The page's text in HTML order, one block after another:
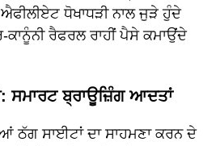
ਧੋਖਾਧੜੀ ਨਾਲ ਜੁੜੇ ਹੁੰਦੇ
ਕਾਨੂੰਨੀ ਰੈਫਰਲ ਰਾਹੀਂ ਪੈਸੇ ਕਮਾਉਂਦੇ
ਸਮਾਰਟ ਬ੍ਰਾਊਜ਼ਿੰਗ ਆਦਤਾਂ
ਠੱਗ ਸਾਈਟਾਂ ਦਾ ਸਾਹਮਣਾ ਕਰਨ ਦੇ